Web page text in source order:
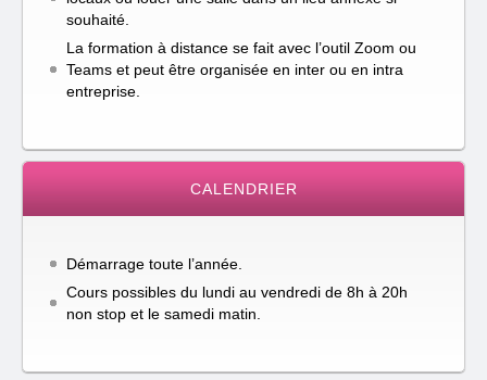
souhaité.
La formation à distance se fait avec l’outil Zoom ou
Teams et peut être organisée en inter ou en intra
entreprise.
CALENDRIER
Démarrage toute l’année.
Cours possibles du lundi au vendredi de 8h à 20h
non stop et le samedi matin.